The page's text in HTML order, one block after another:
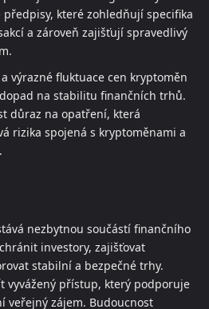
předpisy, které zohledňují specifika
a zároveň zajišťují spravedlivý
a výrazné fluktuace cen kryptoměn
na stabilitu finančních trhů.
důraz na opatření, která
rizika spojená s kryptoměnami a
nezbytnou součástí finančního
investory, zajišťovat
stabilní a bezpečné trhy.
vyvážený přístup, který podporuje
veřejný zájem. Budoucnost